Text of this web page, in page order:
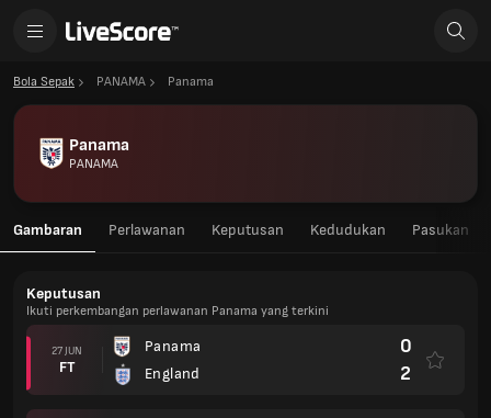
Bola Sepak PANAMA Panama
Panama
PANAMA
Gambaran Perlawanan Keputusan Kedudukan Pasukan
Keputusan
Ikuti perkembangan perlawanan Panama yang terkini
27 JUN
FT
Panama
England
0
2